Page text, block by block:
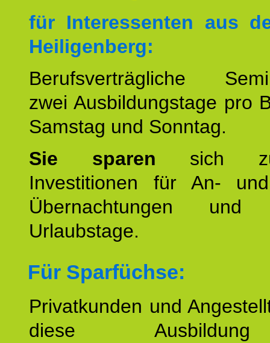
für Interessenten aus
Heiligenberg:
Berufsverträgliche
zwei Ausbildungstage pro
Samstag und Sonntag.
Sie sparen sich
Investitionen für An-
Übernachtungen und
Urlaubstage.
Für Sparfüchse:
Privatkunden und
diese